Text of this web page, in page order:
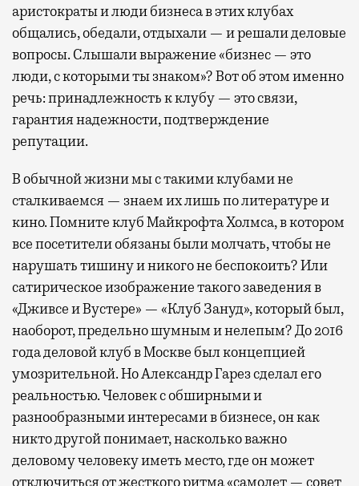
аристократы и люди бизнеса в этих клубах
общались, обедали, отдыхали — и решали деловые
вопросы. Слышали выражение «бизнес — это
люди, с которыми ты знаком»? Вот об этом именно
речь: принадлежность к клубу — это связи,
гарантия надежности, подтверждение
репутации.
В обычной жизни мы с такими клубами не
сталкиваемся — знаем их лишь по литературе и
кино. Помните клуб Майкрофта Холмса, в котором
все посетители обязаны были молчать, чтобы не
нарушать тишину и никого не беспокоить? Или
сатирическое изображение такого заведения в
«Дживсе и Вустере» — «Клуб Зануд», который был,
наоборот, предельно шумным и нелепым? До 2016
года деловой клуб в Москве был концепцией
умозрительной. Но Александр Гарез сделал его
реальностью. Человек с обширными и
разнообразными интересами в бизнесе, он как
никто другой понимает, насколько важно
деловому человеку иметь место, где он может
отключиться от жесткого ритма «самолет — совет